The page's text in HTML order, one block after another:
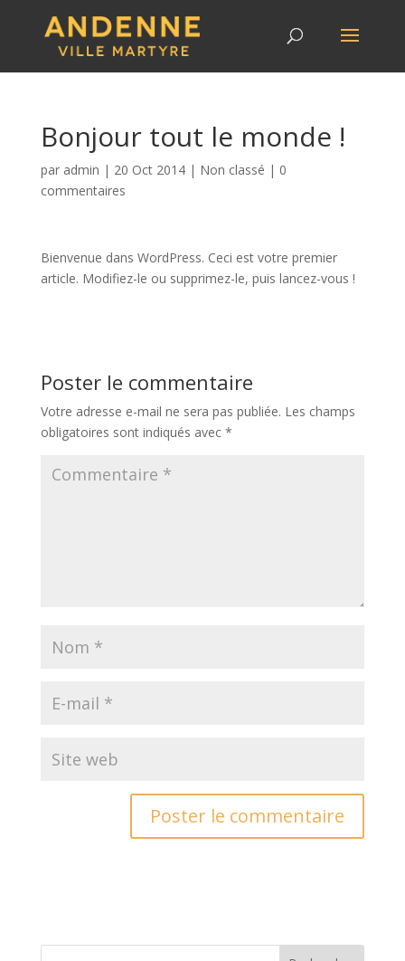
Bonjour tout le monde !
par admin | 20 Oct 2014| Non classé | 0
commentaires
Bienvenue dans WordPress. Ceci est votre premier
article. Modifiez-le ou supprimez-le, puis lancez-vous !
Poster le commentaire
Votre adresse e-mail ne sera pas publiée. Les champs
obligatoires sont indiqués avec *